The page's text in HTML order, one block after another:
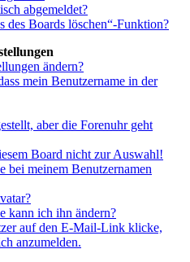
abgemeldet?
des Boards löschen“-Funktion?
ändern?
mein Benutzername in der
aber die Forenuhr geht
Board nicht zur Auswahl!
bei meinem Benutzernamen
kann ich ihn ändern?
auf den E-Mail-Link klicke,
anzumelden.